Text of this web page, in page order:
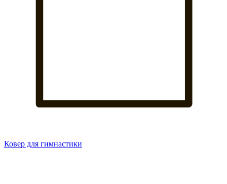
Ковер для гимнастики